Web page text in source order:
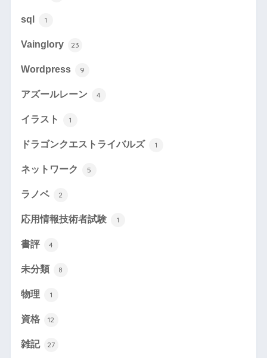
sql 1
Vainglory 23
Wordpress 9
アズールレーン 4
イラスト 1
ドラゴンクエストライバルズ 1
ネットワーク 5
ラノベ 2
応用情報技術者試験 1
書評 4
未分類 8
物理 1
資格 12
雑記 27